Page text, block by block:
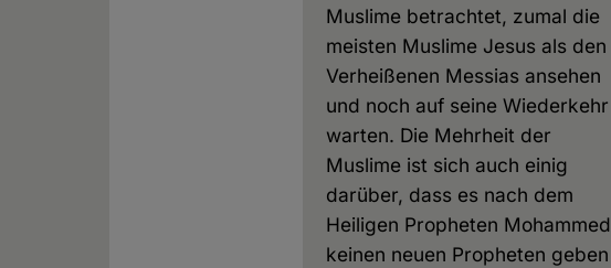
Muslime betrachtet, zumal die
meisten Muslime Jesus als den
Verheißenen Messias ansehen
und noch auf seine Wiederkehr
warten. Die Mehrheit der
Muslime ist sich auch einig
darüber, dass es nach dem
Heiligen Propheten Mohammed
keinen neuen Propheten geben